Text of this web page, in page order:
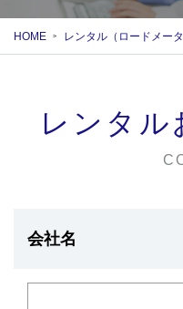
HOME レンタル（ロードメー
レンタル
会社名